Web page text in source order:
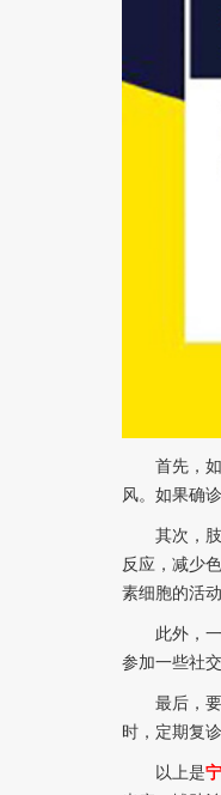
首先，如
风。如果确
其次，肢
反应，减少
素细胞的活
此外，一
参加一些社
最后，要
时，定期复
以上是